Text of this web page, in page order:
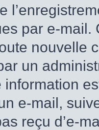
par e-
nouvelle
un
information
e-mail,
reçu d’e-